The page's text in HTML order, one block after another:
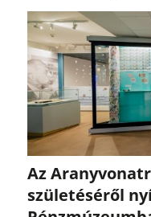
Az
születéséről